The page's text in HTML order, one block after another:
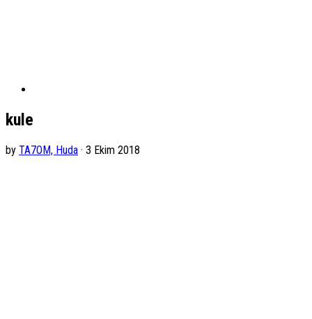
kule
by TA7OM, Huda · 3 Ekim 2018